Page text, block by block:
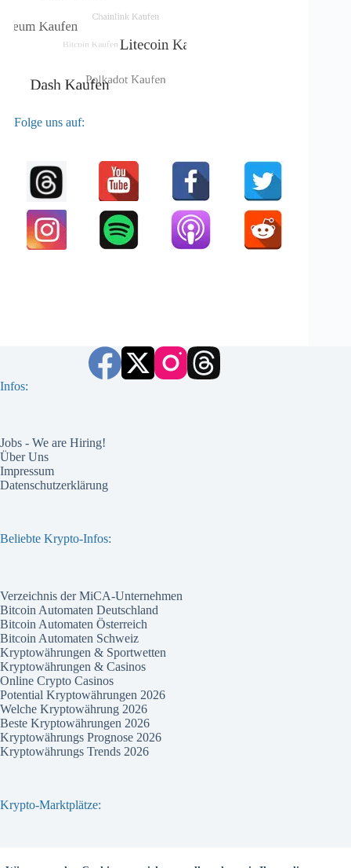
Folge uns auf:
Infos:
Jobs - We are Hiring!
Über Uns
Impressum
Datenschutzerklärung
Beliebte Krypto-Infos:
Verzeichnis der MiCA-Unternehmen
Bitcoin Automaten Deutschland
Bitcoin Automaten Österreich
Bitcoin Automaten Schweiz
Kryptowährungen & Sportwetten
Kryptowährungen & Casinos
Online Crypto Casinos
Potential Kryptowährungen 2026
Welche Kryptowährung 2026
Beste Kryptowährungen 2026
Kryptowährungs Prognose 2026
Kryptowährungs Trends 2026
Krypto-Marktplätze: